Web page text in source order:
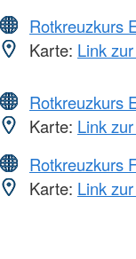
Rotkreuzkurs
Karte: Link
Rotkreuzkurs
Karte: Link
Rotkreuzkurs
Karte: Link